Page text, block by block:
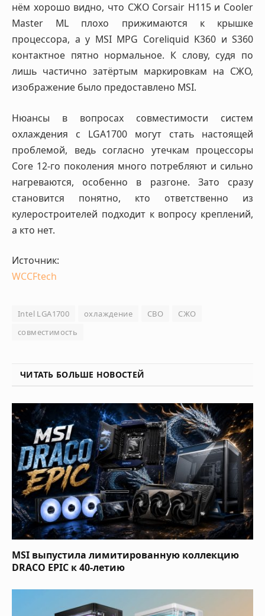
нём хорошо видно, что СЖО Corsair H115 и Cooler
Master ML плохо прижимаются к крышке
процессора, а у MSI MPG Coreliquid K360 и S360
контактное пятно нормальное. К слову, судя по
лишь частично затёртым маркировкам на СЖО,
изображение было предоставлено MSI.
Нюансы в вопросах совместимости систем
охлаждения с LGA1700 могут стать настоящей
проблемой, ведь согласно утечкам процессоры
Core 12-го поколения много потребляют и сильно
нагреваются, особенно в разгоне. Зато сразу
становится понятно, кто ответственно из
кулеростроителей подходит к вопросу креплений,
а кто нет.
Источник:
WCCFtech
Intel LGA1700 охлаждение СВО
СЖО
совместимость
ЧИТАТЬ БОЛЬШЕ НОВОСТЕЙ
MSI выпустила лимитированную коллекцию
DRACO EPIC к 40-летию